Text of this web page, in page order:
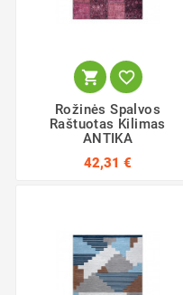
 
Rožinės Spalvos
Raštuotas Kilimas
ANTIKA
42,31 €